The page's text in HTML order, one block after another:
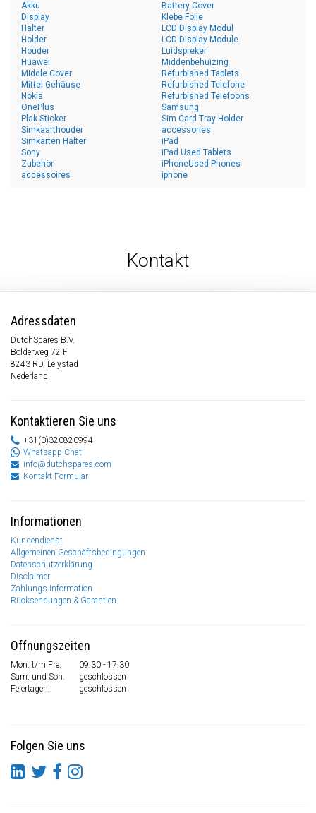
Akku
Battery Cover
Display
Halter
Holder
Houder
Huawei
Klebe Folie
LCD Display Modul
LCD Display Module
Luidspreker
Middenbehuizing
Middle Cover
Mittel Gehäuse
Nokia
OnePlus
Plak Sticker
Refurbished Tablets
Refurbished Telefone
Refurbished Telefoons
Samsung
Sim Card Tray Holder
Simkaarthouder
Simkarten Halter
Sony
Zubehör
accessoires
accessories
iPad
iPad Used Tablets
iPhoneUsed Phones
iphone
Kontakt
Adressdaten
DutchSpares B.V.
Bolderweg 72 F
8243 RD, Lelystad
Nederland
Kontaktieren Sie uns
+31(0)320820994
Whatsapp Chat
info@dutchspares.com
Kontakt Formular
Informationen
Kundendienst
Allgemeinen Geschäftsbedingungen
Datenschutzerklärung
Disclaimer
Zahlungs Information
Rücksendungen & Garantien
Öffnungszeiten
Mon. t/m Fre.
09:30 - 17:30
Sam. und Son.
geschlossen
Feiertagen:
geschlossen
Folgen Sie uns